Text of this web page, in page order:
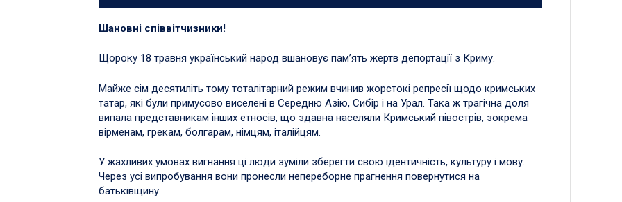
Шановні співвітчизники!
Щороку 18 травня український народ вшановує пам’ять жертв депортації з Криму.
Майже сім десятиліть тому тоталітарний режим вчинив жорстокі репресії щодо кримських
татар, які були примусово виселені в Середню Азію, Сибір і на Урал. Така ж трагічна доля
випала представникам інших етносів, що здавна населяли Кримський півострів, зокрема
вірменам, грекам, болгарам, німцям, італійцям.
У жахливих умовах вигнання ці люди зуміли зберегти свою ідентичність, культуру і мову.
Через усі випробування вони пронесли непереборне прагнення повернутися на
батьківщину.